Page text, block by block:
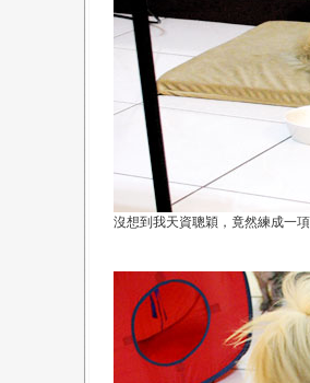
沒想到我天資聰穎，竟然練成一